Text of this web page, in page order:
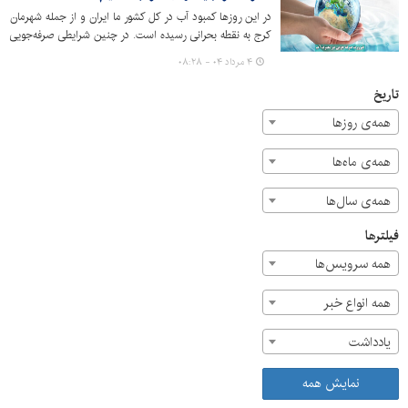
در این روزها کمبود آب در کل کشور ما ایران و از جمله شهرمان
کرج به نقطه بحرانی رسیده است. در چنین شرایطی صرفه‌جویی
در مصرف آب یکی از چالش‌های اساسی در مدیریت شهری
است، به ویژه در شرایط فعلی که منابع آب محدود هستند.
۴ مرداد ۰۴ - ۰۸:۲۸
تاریخ
همه‌ی روزها
همه‌ی ماه‌ها
همه‌ی سال‌ها
فیلترها
همه سرویس‌ها
همه انواع خبر
یادداشت
نمایش همه